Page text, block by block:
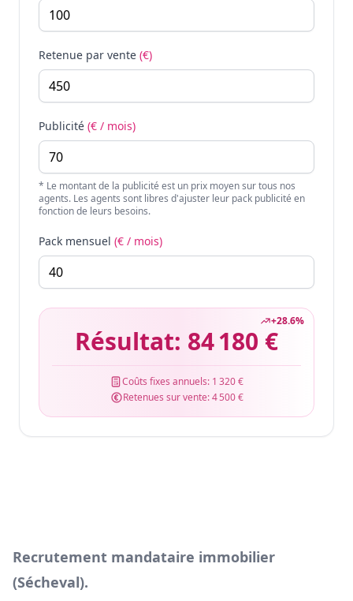
Retenue par vente (€)
Publicité (€ / mois)
* Le montant de la publicité est un prix moyen sur tous nos
agents. Les agents sont libres d'ajuster leur pack publicité en
fonction de leurs besoins.
Pack mensuel (€ / mois)
+28.6%
Résultat: 84 180 €
Coûts fixes annuels: 1 320 €
Retenues sur vente:4 500 €
Recrutement mandataire immobilier
(Sécheval).